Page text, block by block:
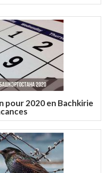
pour 2020 en Bachkirie